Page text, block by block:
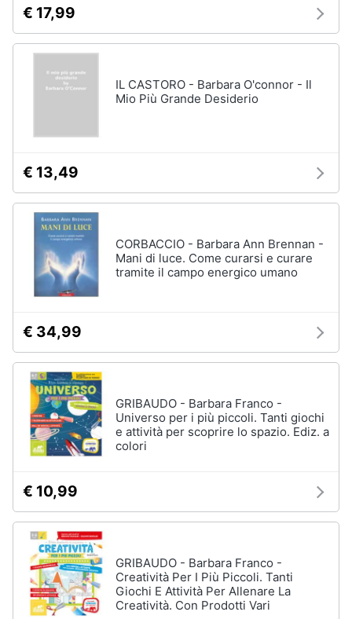
€ 17,99
IL CASTORO - Barbara O'connor - Il
Mio Più Grande Desiderio
€ 13,49
CORBACCIO - Barbara Ann Brennan -
Mani di luce. Come curarsi e curare
tramite il campo energico umano
€ 34,99
GRIBAUDO - Barbara Franco -
Universo per i più piccoli. Tanti giochi
e attività per scoprire lo spazio. Ediz. a
colori
€ 10,99
GRIBAUDO - Barbara Franco -
Creatività Per I Più Piccoli. Tanti
Giochi E Attività Per Allenare La
Creatività. Con Prodotti Vari